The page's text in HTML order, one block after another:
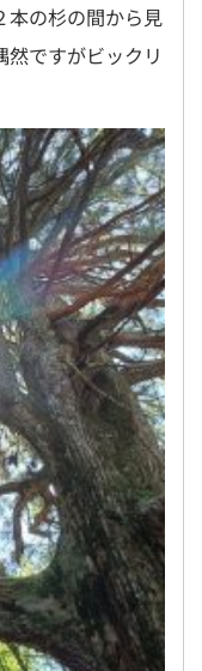
本の杉の間から見
ですがビックリ